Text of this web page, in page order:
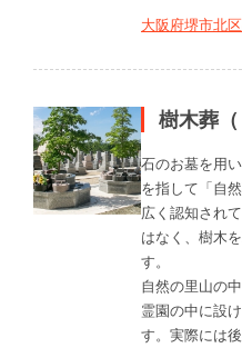
大阪府堺市北
樹木葬（
石のお墓を用
を指して「自
広く認知され
はなく、樹木
す。
自然の里山の
霊園の中に設
す。実際には